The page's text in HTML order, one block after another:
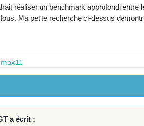
réaliser un benchmark approfondi
Ma petite recherche ci-dessus
max11
a écrit :